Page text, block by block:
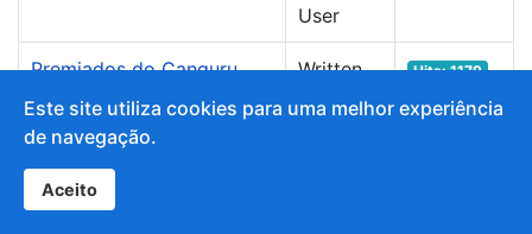
User
Premiados do Canguru
Matemático 2025
Written
by Super
Hits: 1179
Dia Mundial da Saúde
Mental
Este site utiliza cookies para uma melhor experiência
de navegação.
Aceito